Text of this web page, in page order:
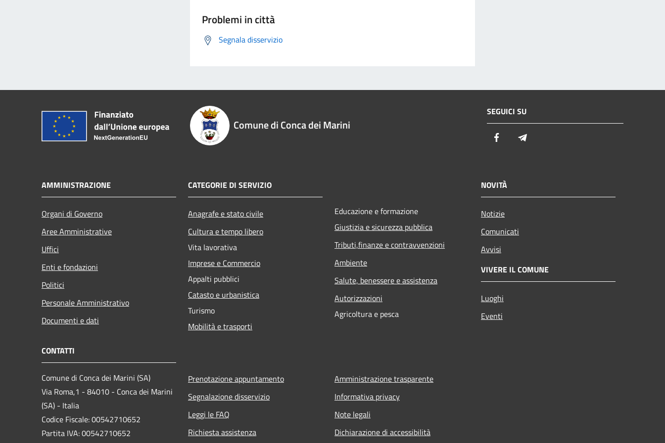
Problemi in città
Segnala disservizio
Comune di Conca dei Marini
SEGUICI SU
Facebook
AMMINISTRAZIONE
Organi di Governo
Aree Amministrative
Uffici
Enti e fondazioni
Politici
Personale Amministrativo
Documenti e dati
CATEGORIE DI SERVIZIO
Anagrafe e stato civile
Cultura e tempo libero
Vita lavorativa
Imprese e Commercio
Appalti pubblici
Catasto e urbanistica
Turismo
Mobilità e trasporti
Educazione e formazione
Giustizia e sicurezza pubblica
Tributi,finanze e contravvenzioni
Ambiente
Salute, benessere e assistenza
Autorizzazioni
Agricoltura e pesca
NOVITÀ
Notizie
Comunicati
Avvisi
VIVERE IL COMUNE
Luoghi
Eventi
CONTATTI
Comune di Conca dei Marini (SA)
Via Roma,1 - 84010 - Conca dei Marini
(SA) - Italia
Codice Fiscale: 00542710652
Partita IVA: 00542710652
Prenotazione appuntamento
Segnalazione disservizio
Leggi le FAQ
Richiesta assistenza
Amministrazione trasparente
Informativa privacy
Note legali
Dichiarazione di accessibilità